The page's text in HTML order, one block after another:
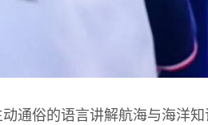
俗的语言讲解航海与海洋知